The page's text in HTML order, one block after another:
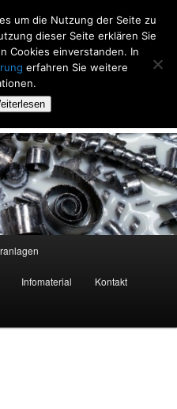
Infomaterial Kontakt
um die Nutzung der Seite zu
dieser Seite erklären Sie
Cookies einverstanden. In
erfahren Sie weitere